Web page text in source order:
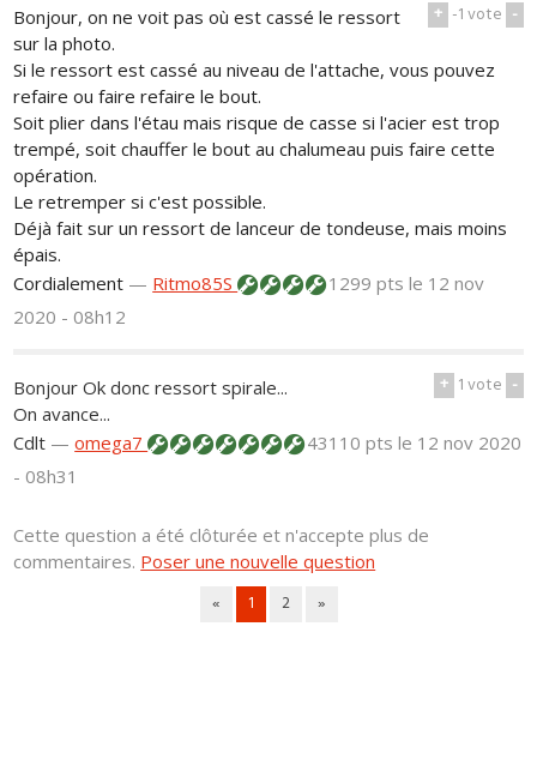
+ -1vote -
Bonjour, on ne voit pas où est cassé le ressort
sur la photo.
Si le ressort est cassé au niveau de l'attache, vous pouvez
refaire ou faire refaire le bout.
Soit plier dans l'étau mais risque de casse si l'acier est trop
trempé, soit chauffer le bout au chalumeau puis faire cette
opération.
Le retremper si c'est possible.
Déjà fait sur un ressort de lanceur de tondeuse, mais moins
épais.
Cordialement — Ritmo85S 1299 ptsle 12 nov
2020 - 08h12
+ 1vote -
Bonjour Ok donc ressort spirale...
On avance...
Cdlt —omega7 43110 ptsle 12 nov 2020
- 08h31
Cette question a été clôturée et n'accepte plus de
commentaires. Poser une nouvelle question
« 1 2 »